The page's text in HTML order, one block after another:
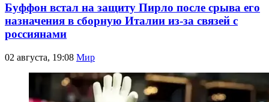
Буффон встал на защиту Пирло после срыва его
назначения в сборную Италии из-за связей с
россиянами
02 августа, 19:08 Мир